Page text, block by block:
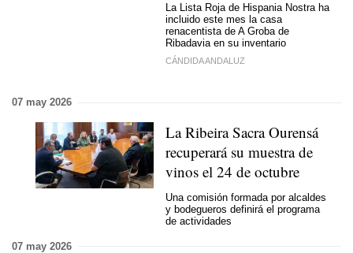
La Lista Roja de Hispania Nostra ha
incluido este mes la casa
renacentista de A Groba de
Ribadavia en su inventario
CÁNDIDA ANDALUZ
07 may 2026
La Ribeira Sacra Ourensá
recuperará su muestra de
vinos el 24 de octubre
Una comisión formada por alcaldes
y bodegueros definirá el programa
de actividades
07 may 2026